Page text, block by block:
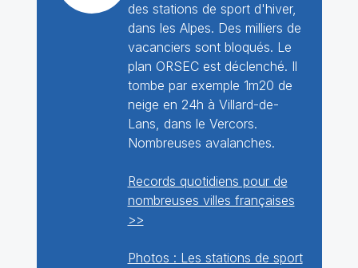
des stations de sport d'hiver,
dans les Alpes. Des milliers de
vacanciers sont bloqués. Le
plan ORSECest déclenché. Il
tombe par exemple 1m20 de
neige en 24h à Villard-de-
Lans, dans le Vercors.
Nombreuses avalanches.
Records quotidiens pour de
nombreuses villes françaises
>>
Photos : Les stations de sport